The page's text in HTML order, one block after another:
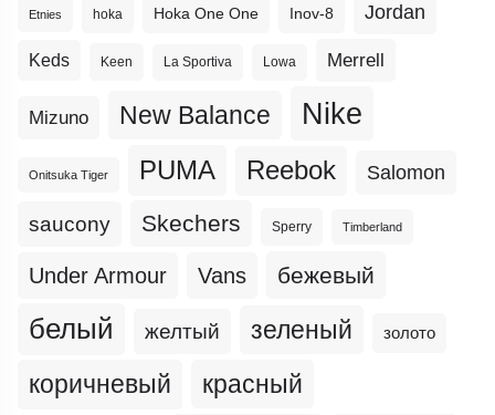
Etnies hoka Hoka One One Inov-8 Jordan
Keds Keen La Sportiva Lowa Merrell
Mizuno New Balance Nike
Onitsuka Tiger PUMA Reebok Salomon
saucony Skechers Sperry Timberland
Under Armour Vans бежевый
белый желтый зеленый золото
коричневый красный